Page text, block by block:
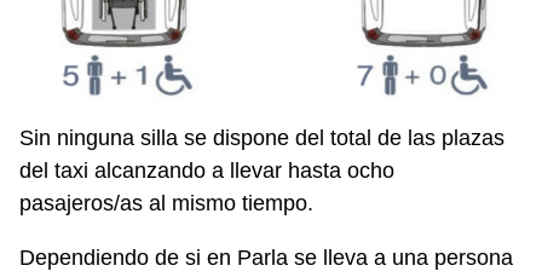
Sin ninguna silla se dispone del total de las plazas
del taxi alcanzando a llevar hasta ocho
pasajeros/as al mismo tiempo.
Dependiendo de si en Parla se lleva a una persona